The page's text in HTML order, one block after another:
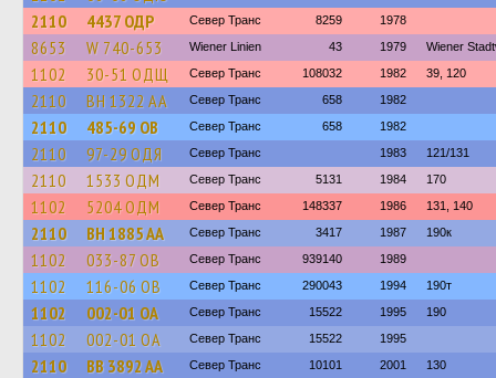
2110
4437 ОДР Север Транс 8259 1978
8653 W 740-653 Wiener Linien 43 1979 Wiener
1102 30-51 ОДЩ Север Транс 108032 1982 39, 120
2110 BH 1322 AA Север Транс 658 1982
2110 485-69 ОВ Север Транс 658 1982
2110 97-29 ОДЯ Север Транс 1983 121/131
2110 1533 ОДМ Север Транс 5131 1984 170
1102 5204 ОДМ Север Транс 148337 1986 131, 140
2110 BH 1885 AA Север Транс 3417 1987 190к
1102 033-87 ОВ Север Транс 939140 1989
1102 116-06 ОВ Север Транс 290043 1994 190т
1102 002-01 ОА Север Транс 15522 1995 190
1102 002-01 ОА Север Транс 15522 1995
2110 BB 3892 AA Север Транс 10101 2001 130